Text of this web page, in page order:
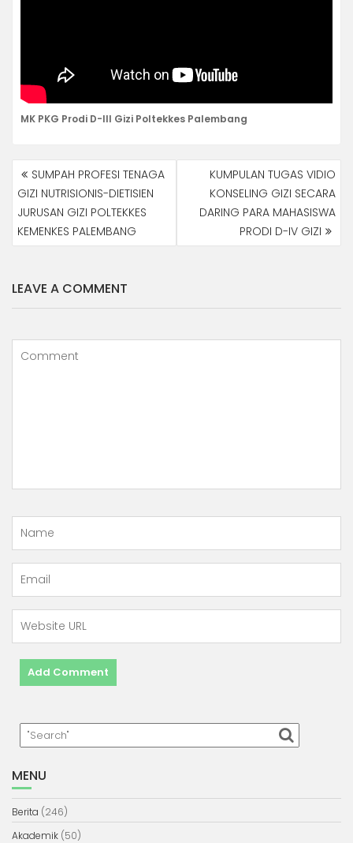
MK PKG Prodi D-III Gizi Poltekkes Palembang
NAVIGASI
POSSUMPAH PROFESI TENAGA
GIZI NUTRISIONIS-DIETISIEN
JURUSAN GIZI POLTEKKES
KEMENKES PALEMBANG
KUMPULAN TUGAS VIDIO
KONSELING GIZI SECARA
DARING PARA MAHASISWA
PRODI D-IV GIZI
LEAVE A COMMENT
MENU
Berita (246)
Akademik (50)